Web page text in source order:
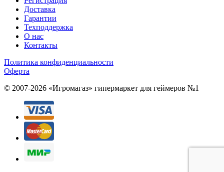
Доставка
Гарантии
Техподдержка
О нас
Контакты
Политика конфиденциальности
Оферта
© 2007-2026 «Игромагаз» гипермаркет для геймеров №1